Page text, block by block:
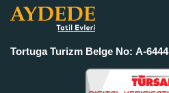
Tortuga Turizm Belge No: A-6444